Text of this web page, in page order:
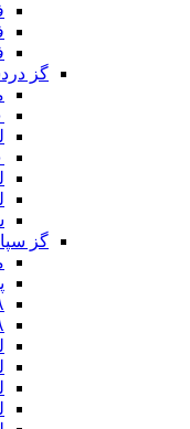
گز
گز
۲۸
۳۸